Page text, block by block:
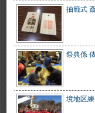
抽籤式
祭典係
境地区